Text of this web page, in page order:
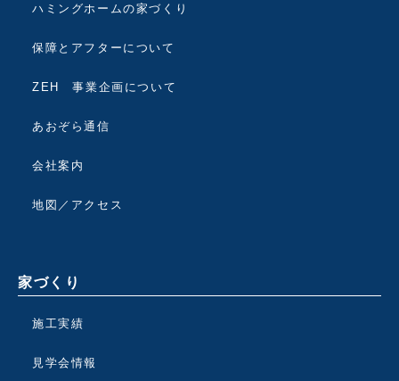
ハミングホームの家づくり
保障とアフターについて
ZEH 事業企画について
あおぞら通信
会社案内
地図／アクセス
家づくり
施工実績
見学会情報